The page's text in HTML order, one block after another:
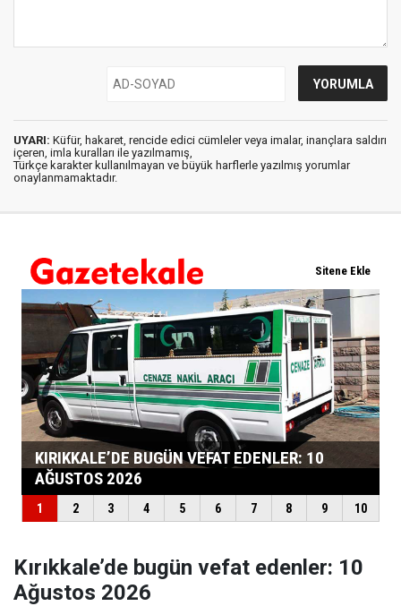
UYARI: Küfür, hakaret, rencide edici cümleler veya imalar, inançlara saldırı
içeren, imla kuralları ile yazılmamış,
Türkçe karakter kullanılmayan ve büyük harflerle yazılmış yorumlar
onaylanmamaktadır.
Kırıkkale’de bugün vefat edenler: 10
Ağustos 2026